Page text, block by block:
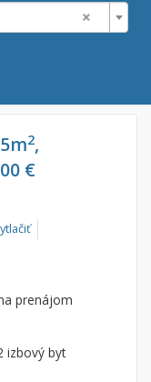
×
2,
€
prenájom
izbový byt